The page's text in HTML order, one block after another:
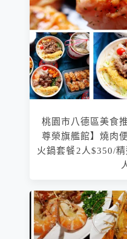
桃園市八德區美食
尊榮旗艦館】燒肉
火鍋套餐2人$350/